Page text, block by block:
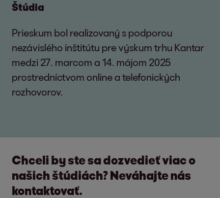
Štúdia
Prieskum bol realizovaný s podporou
nezávislého inštitútu pre výskum trhu Kantar
medzi 27. marcom a 14. májom 2025
prostredníctvom online a telefonických
rozhovorov.
Chceli by ste sa dozvedieť viac o
našich štúdiách? Neváhajte nás
kontaktovať.